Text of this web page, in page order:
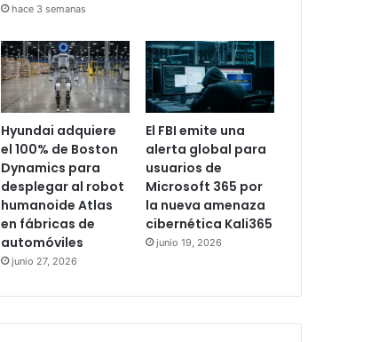
hace 3 semanas
Hyundai adquiere
el 100% de Boston
Dynamics para
desplegar al robot
humanoide Atlas
en fábricas de
automóviles
junio 27, 2026
El FBI emite una
alerta global para
usuarios de
Microsoft 365 por
la nueva amenaza
cibernética Kali365
junio 19, 2026